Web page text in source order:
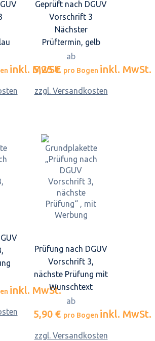
inkl. MwSt.
Geprüft nach DGUV
Vorschrift 3
Nächster
Prüftermin, gelb
ab
5,25 € pro Bogen inkl. MwSt.
zzgl. Versandkosten
inkl. MwSt.
Prüfung nach DGUV
Vorschrift 3,
nächste Prüfung mit
Wunschtext
ab
5,90 € pro Bogen inkl. MwSt.
zzgl. Versandkosten